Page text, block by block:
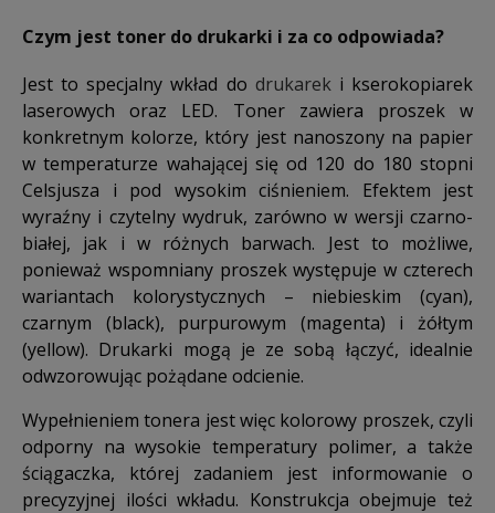
Czym jest toner do drukarki i za co odpowiada?
Jest to specjalny wkład do drukareki kserokopiarek
laserowych oraz LED. Toner zawiera proszek w
konkretnym kolorze, który jest nanoszony na papier
w temperaturze wahającej się od 120 do 180 stopni
Celsjusza i pod wysokim ciśnieniem. Efektem jest
wyraźny i czytelny wydruk, zarówno w wersji czarno-
białej, jak i w różnych barwach. Jest to możliwe,
ponieważ wspomniany proszek występuje w czterech
wariantach kolorystycznych – niebieskim (cyan),
czarnym (black), purpurowym (magenta) i żółtym
(yellow). Drukarki mogą je ze sobą łączyć, idealnie
odwzorowując pożądane odcienie.
Wypełnieniem tonera jest więc kolorowy proszek, czyli
odporny na wysokie temperatury polimer, a także
ściągaczka, której zadaniem jest informowanie o
precyzyjnej ilości wkładu. Konstrukcja obejmuje też